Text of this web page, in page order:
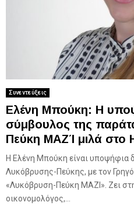
Συνεντεύξεις
Ελένη Μπούκη: Η
σύμβουλος της
Πεύκη ΜΑΖΊ μιλά στο
Η Ελένη Μπούκη είναι υποψήφια
Λυκόβρυσης-Πεύκης, με τον
«Λυκόβρυση-Πεύκη ΜΑΖΙ». Ζει
οικονομολόγος,...